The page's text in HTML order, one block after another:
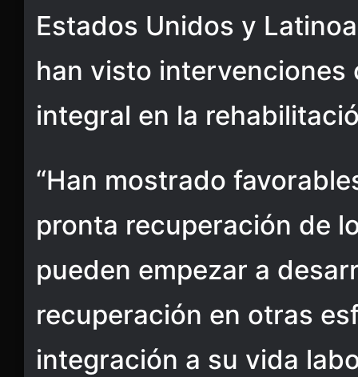
Estados Unidos y
han visto intervenciones
integral en la
“Han mostrado
pronta recuperación de
pueden empezar a
recuperación en otras
integración a su vida